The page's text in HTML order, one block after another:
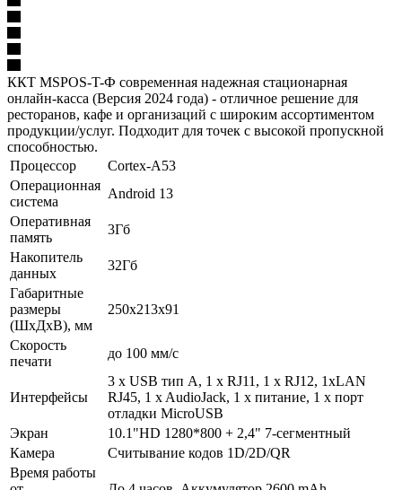
ККТ MSPOS-T-Ф современная надежная стационарная
онлайн-касса (Версия 2024 года) - отличное решение для
ресторанов, кафе и организаций с широким ассортиментом
продукции/услуг. Подходит для точек с высокой пропускной
способностью.
Процессор
Cortex-A53
Операционная
система
Android 13
Оперативная
память
3Гб
Накопитель
данных
32Гб
Габаритные
размеры
(ШхДхВ), мм
250х213х91
Скорость
печати
до 100 мм/с
Интерфейсы
3 х USB тип А, 1 х RJ11, 1 x RJ12, 1xLAN
RJ45, 1 x AudioJack, 1 x питание, 1 x порт
отладки MicroUSB
Экран
10.1"HD 1280*800 + 2,4" 7-сегментный
Камера
Считывание кодов 1D/2D/QR
Время работы